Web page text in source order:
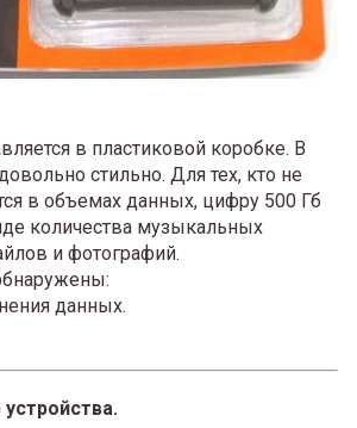
в пластиковой коробке. В
стильно. Для тех, кто не
в объемах данных, цифру 500 Гб
количества музыкальных
и фотографий.
данных.